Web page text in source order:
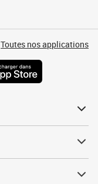
Toutes nos applications